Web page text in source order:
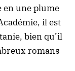
une plume
il est
bien qu’il
romans